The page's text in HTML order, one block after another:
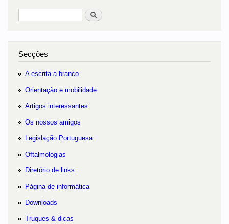
Pesquisar
Secções
A escrita a branco
Orientação e mobilidade
Artigos interessantes
Os nossos amigos
Legislação Portuguesa
Oftalmologias
Diretório de links
Página de informática
Downloads
Truques & dicas